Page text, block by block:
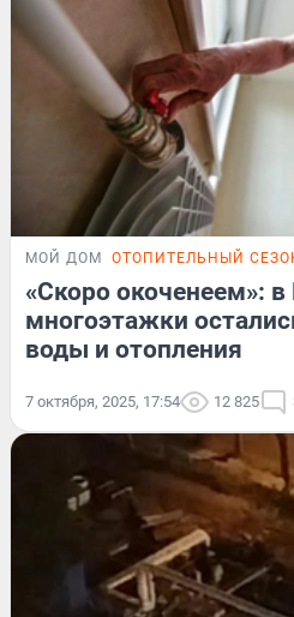
МОЙ ДОМ ОТОПИТЕЛЬНЫЙ
«Скоро окоченеем»:
многоэтажки
воды и отопления
7 октября, 2025, 17:54 12 825